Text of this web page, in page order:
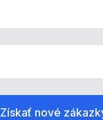
Získať nové